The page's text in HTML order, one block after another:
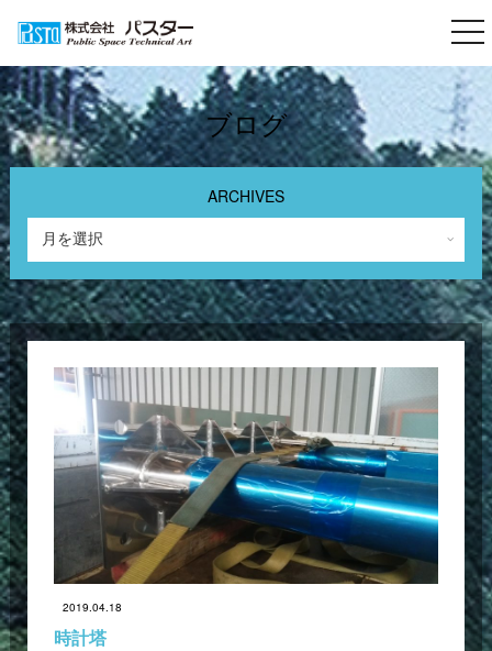
ブログ
2019.04.18
時計塔
ARCHIVES